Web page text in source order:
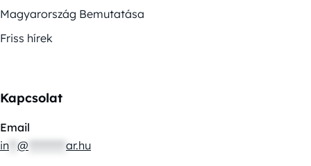
Magyarország Bemutatása
Friss hírek
Kapcsolat
Email
in @ ar.hu